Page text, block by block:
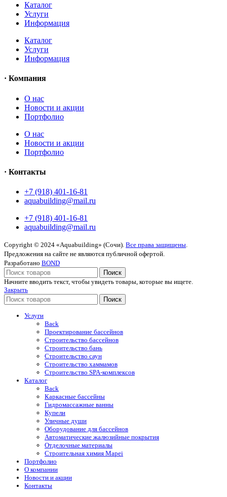
Каталог
Услуги
Информация
Каталог
Услуги
Информация
· Компания
O нас
Новости и акции
Портфолио
O нас
Новости и акции
Портфолио
· Контакты
+7 (918) 401-16-81
aquabuilding@mail.ru
+7 (918) 401-16-81
aquabuilding@mail.ru
Copyright © 2024 «Aquabuilding» (Сочи). Все права защищены.
Предложения на сайте не являются публичной офертой.
Разработано BOND
Поиск
Начните вводить текст, чтобы увидеть товары, которые вы ищете.
Закрыть
Поиск
Услуги
Back
Проектирование бассейнов
Строительство бассейнов
Строительство бань
Строительство саун
Строительство хаммамов
Строительство SPA-комплексов
Каталог
Back
Каркасные бассейны
Гидромассажные ванны
Купели
Уличные души
Оборудование для бассейнов
Автоматические жалюзийные покрытия
Отделочные материалы
Строительная химия Mapei
Портфолио
O компании
Новости и акции
Контакты